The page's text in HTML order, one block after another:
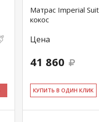
Матрас Imperial
кокос
Цена
41 860
КУ­ПИТЬ В ОДИН КЛИК